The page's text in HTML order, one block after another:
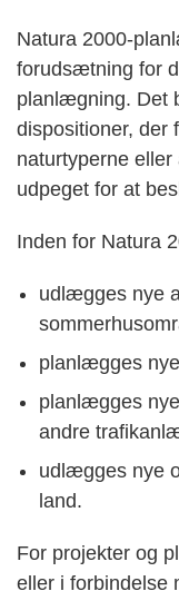
Natura 2000-
forudsætning for
planlægning. Det
dispositioner, der
naturtyperne
udpeget for at
Inden for Natura
udlægges nye
planlægges
planlægges
andre
udlægges nye
land.
For projekter og
eller i forbindelse